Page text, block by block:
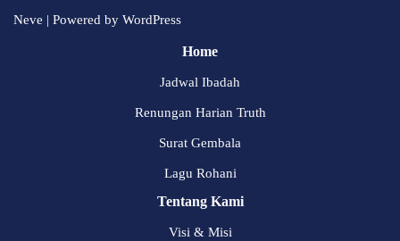
Neve | Powered by WordPress
Home
Jadwal Ibadah
Renungan Harian Truth
Surat Gembala
Lagu Rohani
Tentang Kami
Visi & Misi